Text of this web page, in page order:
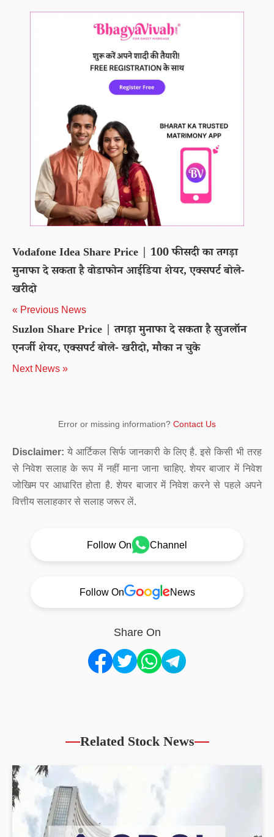
Vodafone Idea Share Price | 100 फीसदी का तगड़ा
मुनाफा दे सकता है वोडाफोन आईडिया शेयर, एक्सपर्ट बोले-
खरीदो
« Previous News
Suzlon Share Price | तगड़ा मुनाफा दे सकता है सुजलॉन
एनर्जी शेयर, एक्सपर्ट बोले- खरीदो, मौका न चुके
Next News »
Error or missing information? Contact Us
Disclaimer: ये आर्टिकल सिर्फ जानकारी के लिए है. इसे किसी भी तरह
से निवेश सलाह के रूप में नहीं माना जाना चाहिए. शेयर बाजार में निवेश
जोखिम पर आधारित होता है. शेयर बाजार में निवेश करने से पहले अपने
वित्तीय सलाहकार से सलाह जरूर लें.
Follow On Channel
Follow On News
Share On
Related Stock News